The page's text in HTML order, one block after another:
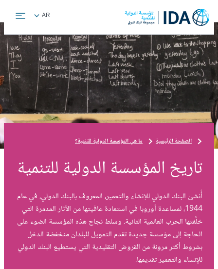
Skip
to
main
content
Global
toggler
AR
الصفحة الرئيسية ما هي المؤسسة الدولية للتنمية؟
تاريخ المؤسسة الدولية للتنمية
أُنشئ البنك الدولي للإنشاء والتعمير، المعروف بالبنك الدولي، في عام
1944، لمساعدة أوروبا في استعادة عافيتها من الآثار المدمرة التي
خلَّفتها الحرب العالمية الثانية. وسلط نجاح هذه المؤسسة الضوء على
الحاجة إلى مؤسسة جديدة تقدم التمويل للبلدان منخفضة الدخل
بشروط أكثر مرونة من القروض التقليدية التي يستطيع البنك الدولي
للإنشاء والتعمير تقديمها.